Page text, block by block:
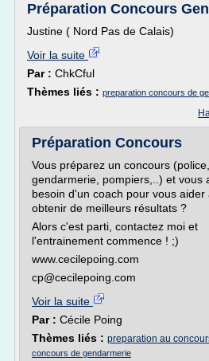
Préparation Concours
Justine ( Nord Pas de Calais)
Voir la suite
Par : ChkCful
Thèmes liés : preparation concours de
Préparation Concours
Vous préparez un concours (police,
gendarmerie, pompiers,..) et vous
besoin d'un coach pour vous aider
obtenir de meilleurs résultats ?
Alors c'est parti, contactez moi et
l'entrainement commence ! ;)
www.cecilepoing.com
cp@cecilepoing.com
Voir la suite
Par : Cécile Poing
Thèmes liés : preparation au
concours de gendarmerie